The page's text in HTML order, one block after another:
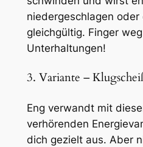
niedergeschlagen oder
gleichgültig. Finger
Unterhaltungen!
3. Variante –
Eng verwandt mit
verhörenden
dich gezielt aus. Aber